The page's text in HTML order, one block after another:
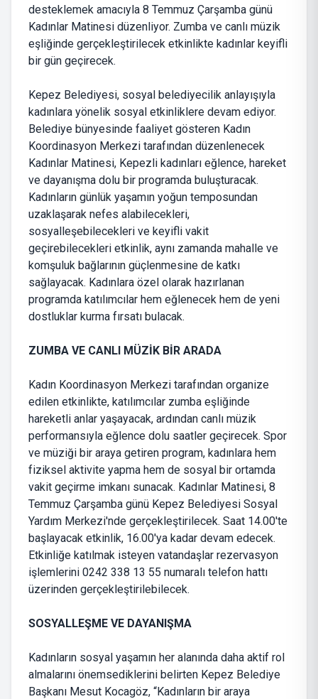
desteklemek amacıyla 8 Temmuz Çarşamba günü
Kadınlar Matinesi düzenliyor. Zumba ve canlı müzik
eşliğinde gerçekleştirilecek etkinlikte kadınlar keyifli
bir gün geçirecek.
Kepez Belediyesi, sosyal belediyecilik anlayışıyla
kadınlara yönelik sosyal etkinliklere devam ediyor.
Belediye bünyesinde faaliyet gösteren Kadın
Koordinasyon Merkezi tarafından düzenlenecek
Kadınlar Matinesi, Kepezli kadınları eğlence, hareket
ve dayanışma dolu bir programda buluşturacak.
Kadınların günlük yaşamın yoğun temposundan
uzaklaşarak nefes alabilecekleri,
sosyalleşebilecekleri ve keyifli vakit
geçirebilecekleri etkinlik, aynı zamanda mahalle ve
komşuluk bağlarının güçlenmesine de katkı
sağlayacak. Kadınlara özel olarak hazırlanan
programda katılımcılar hem eğlenecek hem de yeni
dostluklar kurma fırsatı bulacak.
ZUMBA VE CANLI MÜZİK BİR ARADA
Kadın Koordinasyon Merkezi tarafından organize
edilen etkinlikte, katılımcılar zumba eşliğinde
hareketli anlar yaşayacak, ardından canlı müzik
performansıyla eğlence dolu saatler geçirecek. Spor
ve müziği bir araya getiren program, kadınlara hem
fiziksel aktivite yapma hem de sosyal bir ortamda
vakit geçirme imkanı sunacak. Kadınlar Matinesi, 8
Temmuz Çarşamba günü Kepez Belediyesi Sosyal
Yardım Merkezi'nde gerçekleştirilecek. Saat 14.00'te
başlayacak etkinlik, 16.00'ya kadar devam edecek.
Etkinliğe katılmak isteyen vatandaşlar rezervasyon
işlemlerini 0242 338 13 55 numaralı telefon hattı
üzerinden gerçekleştirilebilecek.
SOSYALLEŞME VE DAYANIŞMA
Kadınların sosyal yaşamın her alanında daha aktif rol
almalarını önemsediklerini belirten Kepez Belediye
Başkanı Mesut Kocagöz, “Kadınların bir araya